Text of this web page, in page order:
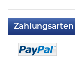
Zahlungsarten